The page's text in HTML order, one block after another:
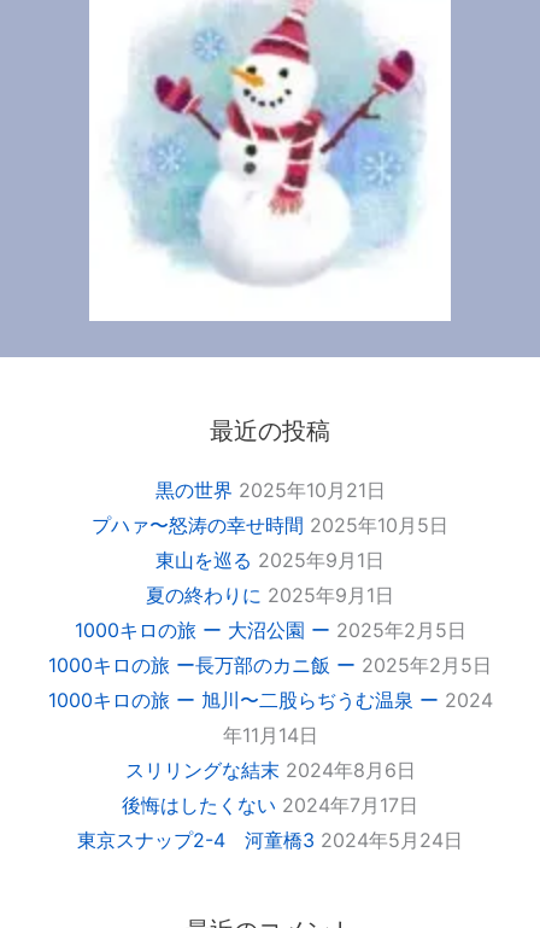
最近の投稿
黒の世界 2025年10月21日
プハァ〜怒涛の幸せ時間 2025年10月5日
東山を巡る 2025年9月1日
夏の終わりに 2025年9月1日
1000キロの旅 ー 大沼公園 ー 2025年2月5日
1000キロの旅 ー長万部のカニ飯 ー 2025年2月5日
1000キロの旅 ー 旭川〜二股らぢうむ温泉 ー 2024
年11月14日
スリリングな結末 2024年8月6日
後悔はしたくない 2024年7月17日
東京スナップ2-4 河童橋3 2024年5月24日